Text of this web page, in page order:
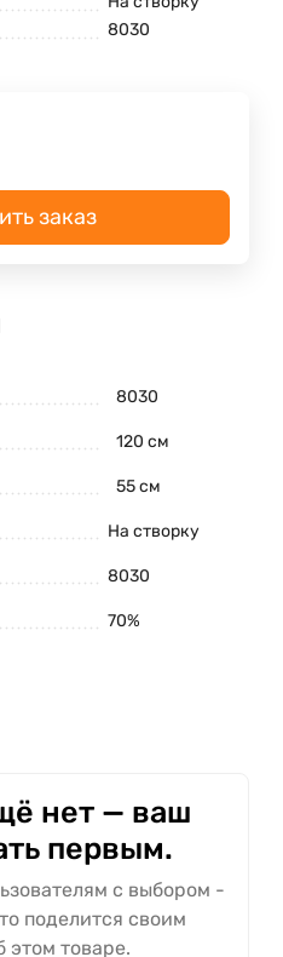
8030
заказ
8030
120 см
55 см
На створку
8030
70%
нет — ваш
первым.
с выбором -
поделится своим
этом товаре.